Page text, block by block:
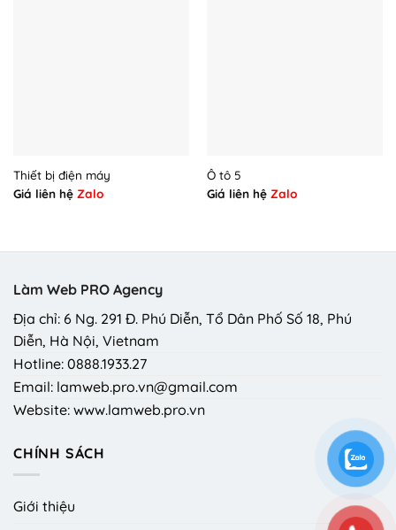
Thiết bị điện máy
Giá liên hệ Zalo
Ô tô 5
Giá liên hệ Zalo
Làm Web PRO Agency
Địa chỉ: 6 Ng. 291 Đ. Phú Diễn, Tổ Dân Phố Số 18, Phú
Diễn, Hà Nội, Vietnam
Hotline: 0888.1933.27
Email: lamweb.pro.vn@gmail.com
Website: www.lamweb.pro.vn
CHÍNH SÁCH
Giới thiệu